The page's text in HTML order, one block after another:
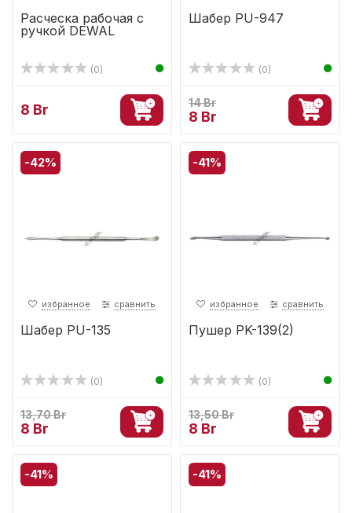
Расческа рабочая c
ручкой DEWAL
(0)
8 Br
Шабер PU-947
(0)
14 Br
8 Br
-42%
избранное сравнить
Шабер PU-135
(0)
13,70 Br
8 Br
-41%
избранное сравнить
Пушер PK-139(2)
(0)
13,50 Br
8 Br
-41% -41%